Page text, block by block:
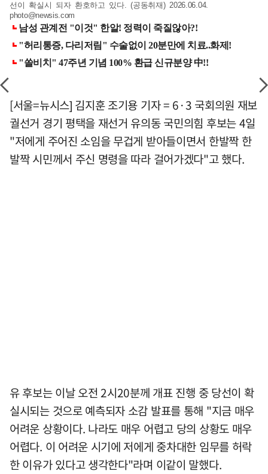
선이 확실시 되자 환호하고 있다. (공동취재) 2026.06.04.
photo@newsis.com
[서울=뉴시스] 김지훈 조기용 기자 = 6·3 국회의원 재보
궐선거 경기 평택을 재선거 유의동 국민의힘 후보는 4일
"저에게 주어진 소임을 무겁게 받아들이면서 한발짝 한
발짝 시민께서 주신 명령을 따라 걸어가겠다"고 했다.
유 후보는 이날 오전 2시20분께 개표 진행 중 당선이 확
실시되는 것으로 예측되자 소감 발표를 통해 "지금 매우
어려운 상황이다. 나라도 매우 어렵고 당의 상황도 매우
어렵다. 이 어려운 시기에 저에게 중차대한 임무를 허락
한 이유가 있다고 생각한다"라며 이같이 말했다.